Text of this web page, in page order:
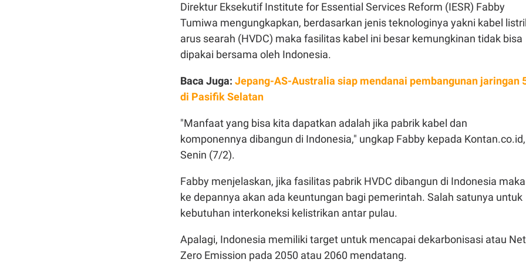
Direktur Eksekutif Institute for Essential Services Reform (IESR) Fabby
Tumiwa mengungkapkan, berdasarkan jenis teknologinya yakni kabel
arus searah (HVDC) maka fasilitas kabel ini besar kemungkinan tidak bisa
dipakai bersama oleh Indonesia.
Baca Juga: Jepang-AS-Australia siap mendanai pembangunan jaringan
di Pasifik Selatan
"Manfaat yang bisa kita dapatkan adalah jika pabrik kabel dan
komponennya dibangun di Indonesia," ungkap Fabby kepada Kontan.co.id,
Senin (7/2).
Fabby menjelaskan, jika fasilitas pabrik HVDC dibangun di Indonesia maka
ke depannya akan ada keuntungan bagi pemerintah. Salah satunya untuk
kebutuhan interkoneksi kelistrikan antar pulau.
Apalagi, Indonesia memiliki target untuk mencapai dekarbonisasi atau Net
Zero Emission pada 2050 atau 2060 mendatang.